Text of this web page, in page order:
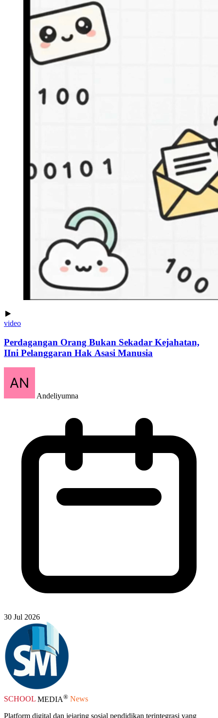
video
Perdagangan Orang Bukan Sekadar Kejahatan,
IIni Pelanggaran Hak Asasi Manusia
Andeliyumna
30 Jul 2026
SCHOOL MEDIA® News
Platform digital dan jejaring sosial pendidikan terintegrasi yang